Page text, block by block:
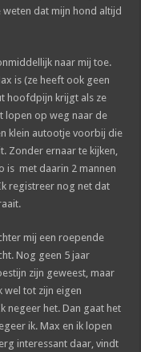
weten dat mijn hond altijd
naar mij toe.
is (ze heeft ook geen
hoofdpijn krijgt als ze
lopen op weg naar de
klein autootje voorbij die
Zonder ernaar te kijken,
is met daarin 2 mannen
registreer nog net dat
mij een roepende
Nog geen 5 jaar
zijn geweest, maar
wel tot zijn eigen
negeer het. Dan gaat het
ik. Max en ik lopen
interessant daar, vindt